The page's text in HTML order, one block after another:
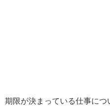
期限が決まっている仕事につ